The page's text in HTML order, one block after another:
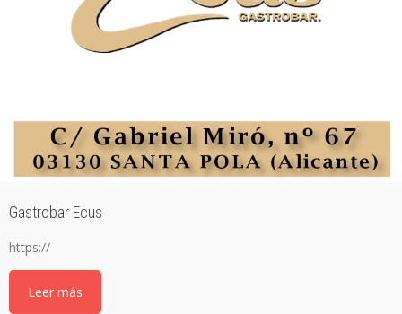
Gastrobar Ecus
https://
Leer más